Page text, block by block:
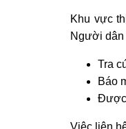
Khu vực
Người dân
Tra
Báo
Được